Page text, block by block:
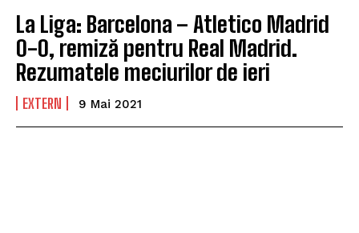
La Liga: Barcelona – Atletico Madrid
0-0, remiză pentru Real Madrid.
Rezumatele meciurilor de ieri
EXTERN 9 Mai 2021